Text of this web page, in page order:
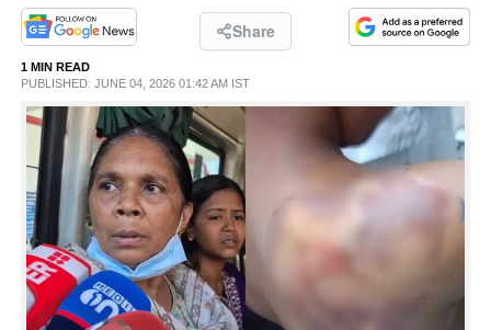
LIFESTYLE
SPIRITUAL
INFO+
ART
Share
1 MIN READ
PUBLISHED: JUNE 04, 2026 01:42 AM IST